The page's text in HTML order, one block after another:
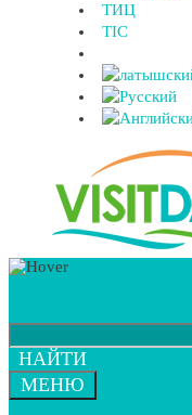
ТИЦ
TIC
НАЙТИ
МЕНЮ